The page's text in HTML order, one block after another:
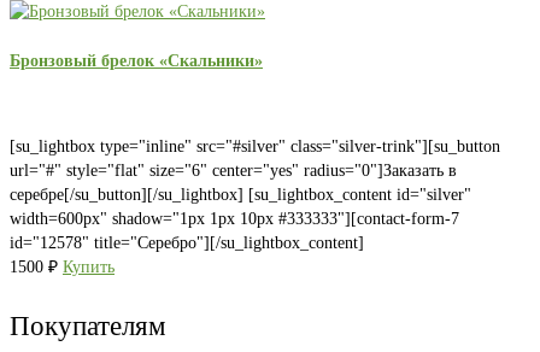
Бронзовый брелок «Скальники»
[su_lightbox type="inline" src="#silver" class="silver-trink"][su_button
url="#" style="flat" size="6" center="yes" radius="0"]Заказать в
серебре[/su_button][/su_lightbox] [su_lightbox_content id="silver"
width=600px" shadow="1px 1px 10px #333333"][contact-form-7
id="12578" title="Серебро"][/su_lightbox_content]
1500 ₽ Купить
Покупателям